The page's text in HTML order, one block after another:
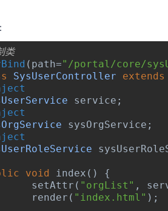
类
( path="/portal/core/
SysUserController
extends
service ;
sysOrgService ;
void index ()
{
		setAttr
( "orgList" ,
		render
( "index.html" );